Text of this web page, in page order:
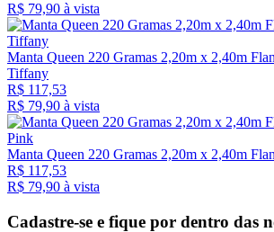
R$ 79,90 à vista
Manta Queen 220 Gramas 2,20m x 2,40m
Tiffany
R$ 117,53
R$ 79,90 à vista
Manta Queen 220 Gramas 2,20m x 2,40m
R$ 117,53
R$ 79,90 à vista
Cadastre-se e fique por dentro das